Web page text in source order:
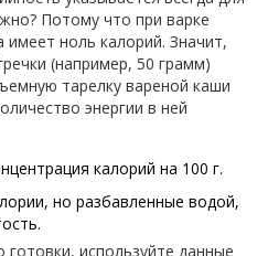
Потому что при варке
ноль калорий. Значит,
(например, 50 грамм)
тарелку вареной каши
энергии в ней
калорий на 100 г.
но разбавленные водой,
используйте данные